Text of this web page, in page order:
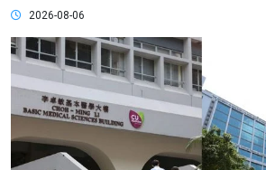
2026-08-06